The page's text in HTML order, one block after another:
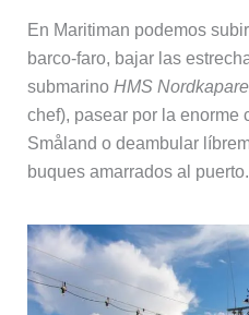
En Maritiman podemos
barco-faro, bajar las
submarino HMS
chef), pasear por la enorme
Småland o deambular
buques amarrados al puerto.